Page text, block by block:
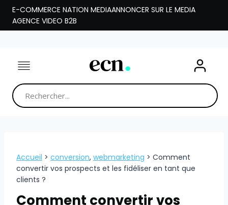
Aller
contenu
E-COMMERCE NATION MEDIAANNONCER SUR LE MEDIA
AGENCE VIDEO B2B
Accueil > conversion, webmarketing > Comment
convertir vos prospects et les fidéliser en tant que
clients ?
Comment convertir vos